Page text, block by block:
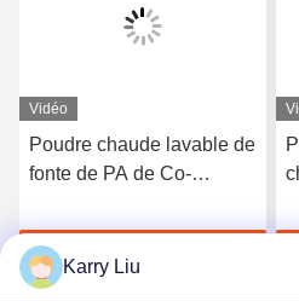
Vidéo
Poudre chaude lavable de
fonte de PA de Co-
l'impression de transfert
de chaleurDiscuter Maintenant
Karry Liu